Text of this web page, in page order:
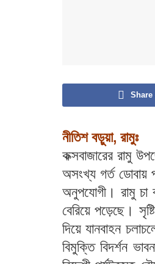
Share
নীতিশ বড়ুয়া, রামুঃ
কক্সবাজারের রামু
অসংখ্য গর্ত ডোবায়
অনুপযোগী। রামু চা
বেরিয়ে পড়েছে।
দিয়ে যানবাহন
বিমুক্তি বিদর্শন